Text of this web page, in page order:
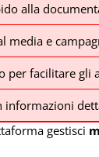
alla
media e
per facilitare gli
gestisci